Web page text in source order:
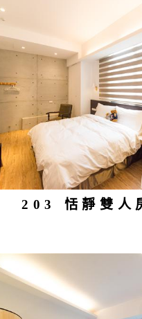
203 恬靜雙人